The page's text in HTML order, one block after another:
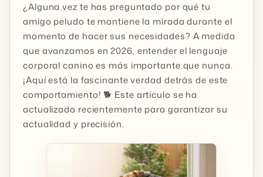
¿Alguna vez te has preguntado por qué tu
amigo peludo te mantiene la mirada durante el
momento de hacer sus necesidades? A medida
que avanzamos en 2026, entender el lenguaje
corporal canino es más importante que nunca.
¡Aquí está la fascinante verdad detrás de este
comportamiento! 🐕 Este artículo se ha
actualizado recientemente para garantizar su
actualidad y precisión.